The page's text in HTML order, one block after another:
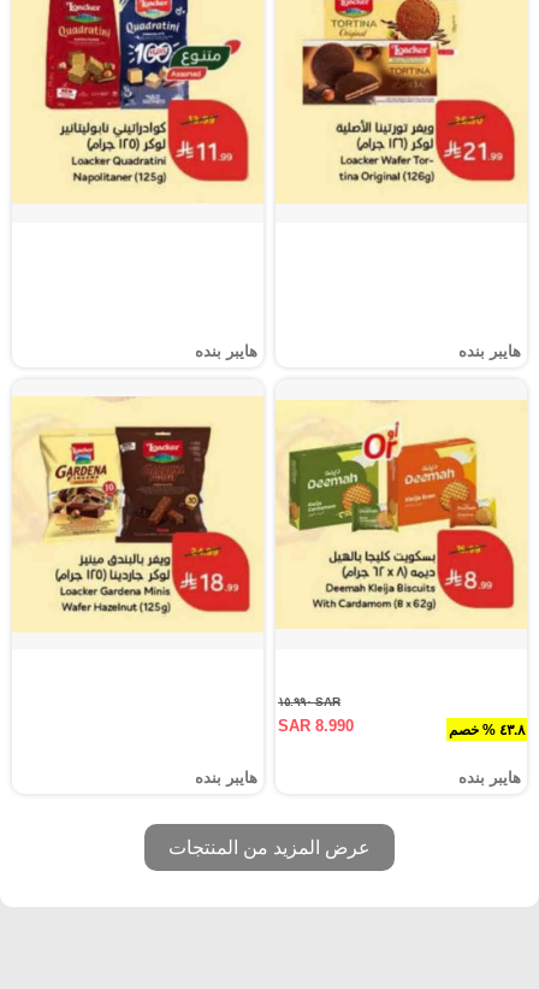
هايبر بنده هايبر بنده
٤٣.٨ % خصم
SAR ١٥.٩٩٠
SAR 8.990
هايبر بنده هايبر بنده
عرض المزيد من المنتجات